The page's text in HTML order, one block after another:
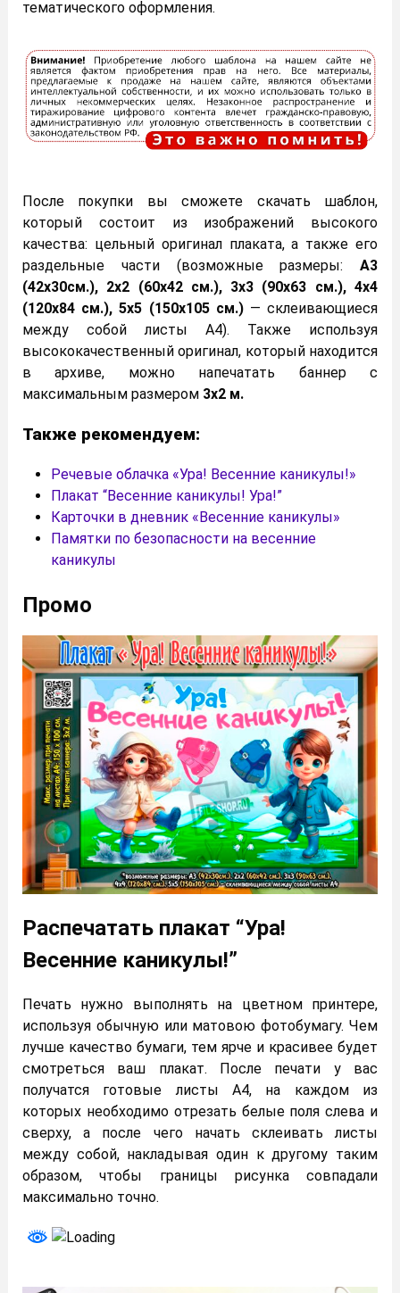
тематического оформления.
После покупки вы сможете скачать шаблон,
который состоит из изображений высокого
качества: цельный оригинал плаката, а также его
раздельные части (возможные размеры: А3
(42х30см.), 2х2 (60х42 см.), 3х3 (90х63 см.), 4х4
(120х84 см.), 5х5 (150х105 см.) — склеивающиеся
между собой листы А4). Также используя
высококачественный оригинал, который находится
в архиве, можно напечатать баннер с
максимальным размером 3х2 м.
Также рекомендуем:
Речевые облачка «Ура! Весенние каникулы!»
Плакат “Весенние каникулы! Ура!”
Карточки в дневник «Весенние каникулы»
Памятки по безопасности на весенние
каникулы
Промо
Распечатать плакат “Ура!
Весенние каникулы!”
Печать нужно выполнять на цветном принтере,
используя обычную или матовою фотобумагу. Чем
лучше качество бумаги, тем ярче и красивее будет
смотреться ваш плакат. После печати у вас
получатся готовые листы А4, на каждом из
которых необходимо отрезать белые поля слева и
сверху, а после чего начать склеивать листы
между собой, накладывая один к другому таким
образом, чтобы границы рисунка совпадали
максимально точно.